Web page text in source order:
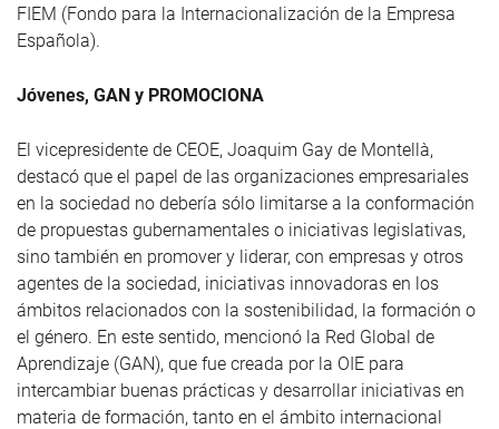
FIEM (Fondo para la Internacionalización de la Empresa
Española).
Jóvenes, GAN y PROMOCIONA
El vicepresidente de CEOE, Joaquim Gay de Montellà,
destacó que el papel de las organizaciones empresariales
en la sociedad no debería sólo limitarse a la conformación
de propuestas gubernamentales o iniciativas legislativas,
sino también en promover y liderar, con empresas y otros
agentes de la sociedad, iniciativas innovadoras en los
ámbitos relacionados con la sostenibilidad, la formación o
el género. En este sentido, mencionó la Red Global de
Aprendizaje (GAN), que fue creada por la OIE para
intercambiar buenas prácticas y desarrollar iniciativas en
materia de formación, tanto en el ámbito internacional